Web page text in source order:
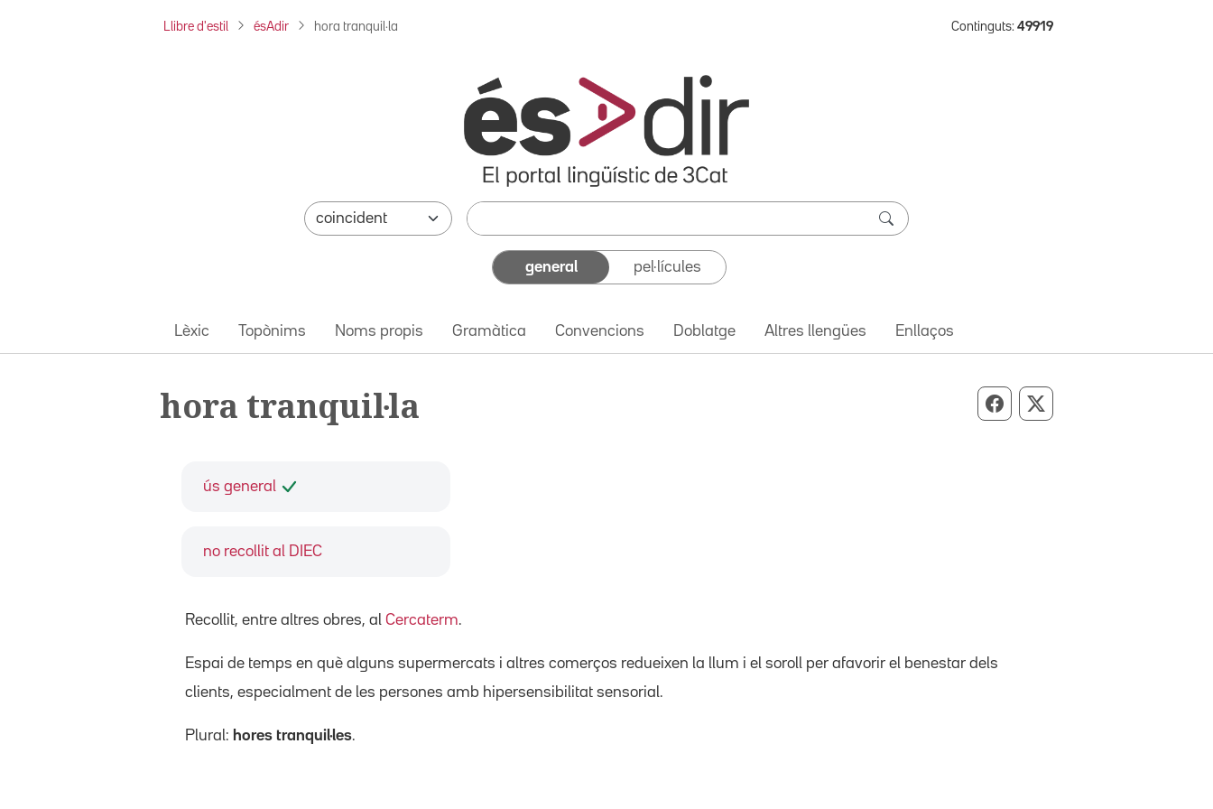
Llibre d'estil ésAdir hora tranquil·la Continguts: 49919
general pel·lícules
Lèxic Topònims Noms propis Gramàtica Convencions Doblatge Altres llengües Enllaços
hora tranquil·la Compartir per Facebook
Compartir per X
ús general
no recollit al DIEC
Recollit, entre altres obres, al Cercaterm.
Espai de temps en què alguns supermercats i altres comerços redueixen la llum i el soroll per afavorir el benestar dels
clients, especialment de les persones amb hipersensibilitat sensorial.
Plural: hores tranquil·les.